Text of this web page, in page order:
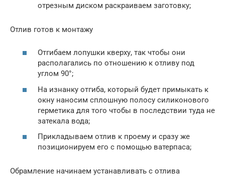
отрезным диском раскраиваем заготовку;
Отлив готов к монтажу
Отгибаем лопушки кверху, так чтобы они
располагались по отношению к отливу под
углом 90°;
На изнанку отгиба, который будет примыкать к
окну наносим сплошную полосу силиконового
герметика для того чтобы в последствии туда не
затекала вода;
Прикладываем отлив к проему и сразу же
позиционируем его с помощью ватерпаса;
Обрамление начинаем устанавливать с отлива